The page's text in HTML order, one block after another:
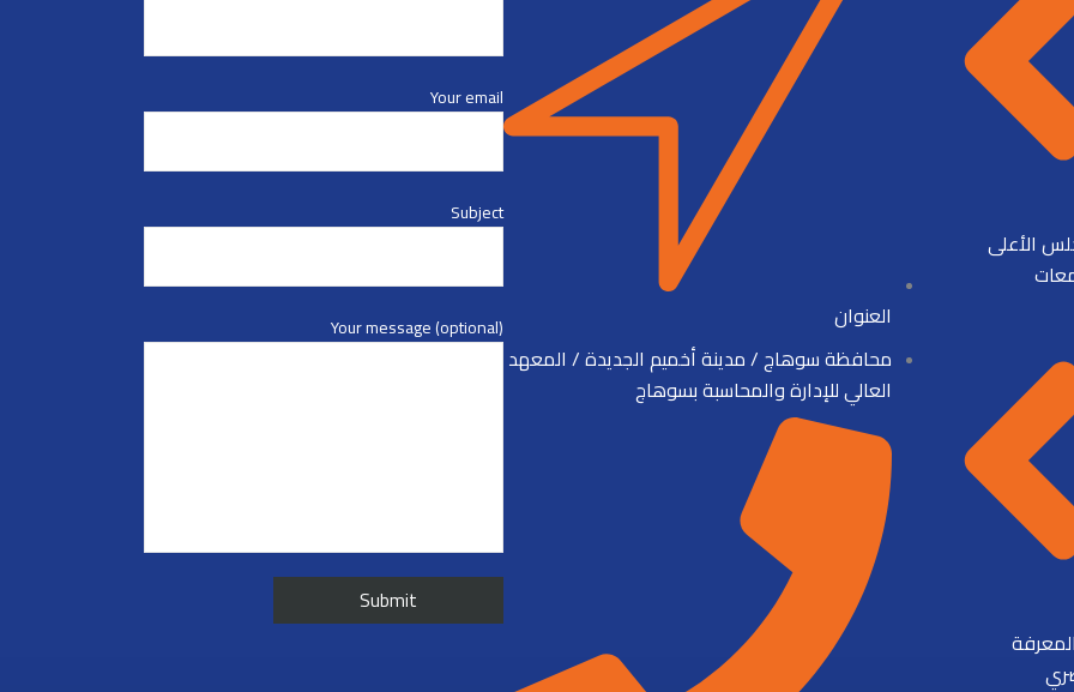
الأعلى
العنوان
محافظة سوهاج / مدينة أخميم الجديدة / المعهد
العالي للإدارة والمحاسبة بسوهاج
Your email
Subject
Your message (optional)